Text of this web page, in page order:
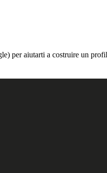
per aiutarti a costruire un